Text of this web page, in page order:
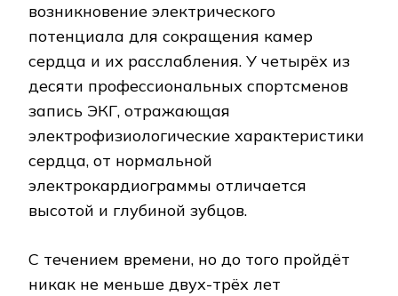
возникновение электрического
потенциала для сокращения камер
сердца и их расслабления. У четырёх из
десяти профессиональных спортсменов
запись ЭКГ, отражающая
электрофизиологические характеристики
сердца, от нормальной
электрокардиограммы отличается
высотой и глубиной зубцов.
С течением времени, но до того пройдёт
никак не меньше двух-трёх лет